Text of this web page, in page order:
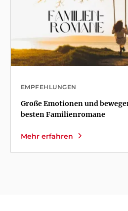
EMPFEHLUNGEN
Große Emotionen und
besten Familienromane
Mehr erfahren